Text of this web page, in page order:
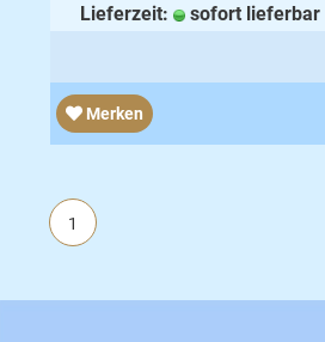
Lieferzeit:
sofort lieferbar
Merken
1